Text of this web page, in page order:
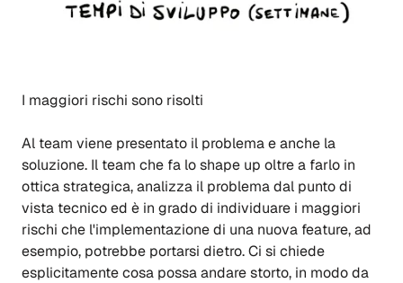
I maggiori rischi sono risolti
Al team viene presentato il problema e anche la
soluzione. Il team che fa lo shape up oltre a farlo in
ottica strategica, analizza il problema dal punto di
vista tecnico ed è in grado di individuare i maggiori
rischi che l'implementazione di una nuova feature, ad
esempio, potrebbe portarsi dietro. Ci si chiede
esplicitamente cosa possa andare storto, in modo da